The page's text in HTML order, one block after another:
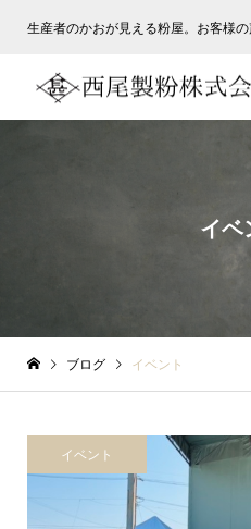
生産者のかおが見える粉屋。お客様
イベ
ブログ イベント
イベント